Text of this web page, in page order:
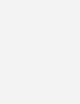
werden. In dem
Campus beziehen
die